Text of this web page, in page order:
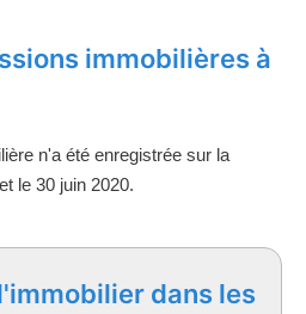
immobilières à
n'a été enregistrée sur la
le 30 juin 2020.
dans les